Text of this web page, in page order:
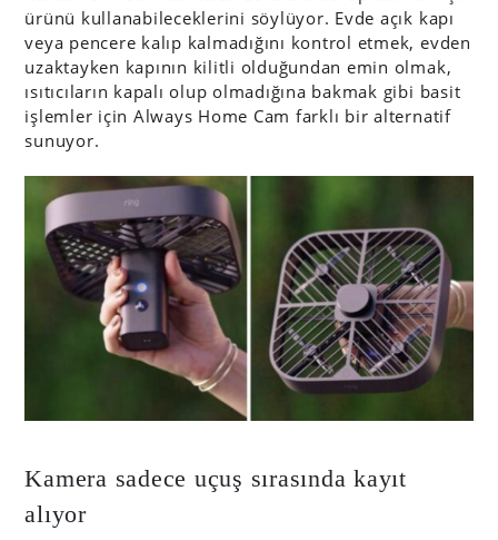
ürünü kullanabileceklerini söylüyor. Evde açık kapı
veya pencere kalıp kalmadığını kontrol etmek, evden
uzaktayken kapının kilitli olduğundan emin olmak,
ısıtıcıların kapalı olup olmadığına bakmak gibi basit
işlemler için Always Home Cam farklı bir alternatif
sunuyor.
Kamera sadece uçuş sırasında kayıt
alıyor